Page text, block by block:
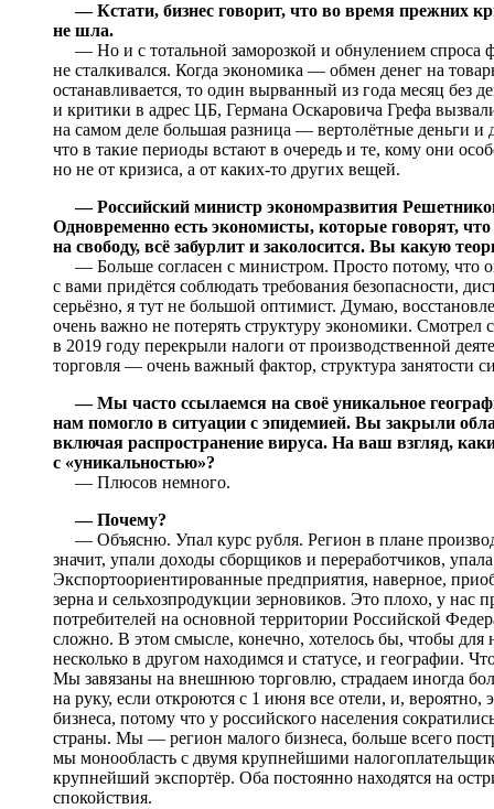
— Кстати, бизнес говорит, что во время прежних
не шла.
— Но и с тотальной заморозкой и обнулением спроса
не сталкивался. Когда экономика — обмен денег на
останавливается, то один вырванный из года месяц без
и критики в адрес ЦБ, Германа Оскаровича Грефа
на самом деле большая разница — вертолётные деньги
что в такие периоды встают в очередь и те, кому они
но не от кризиса, а от каких-то других вещей.
— Российский министр экономразвития
Одновременно есть экономисты, которые говорят,
на свободу, всё забурлит и заколосится. Вы какую
— Больше согласен с министром. Просто потому, что
с вами придётся соблюдать требования безопасности,
серьёзно, я тут не большой оптимист. Думаю,
очень важно не потерять структуру экономики. Смотрел
в 2019 году перекрыли налоги от производственной
торговля — очень важный фактор, структура занятости
— Мы часто ссылаемся на своё уникальное
нам помогло в ситуации с эпидемией. Вы закрыли
включая распространение вируса. На ваш взгляд,
с «уникальностью»?
— Плюсов немного.
— Почему?
— Объясню. Упал курс рубля. Регион в плане
значит, упали доходы сборщиков и переработчиков,
Экспортоориентированные предприятия, наверное,
зерна и сельхозпродукции зерновиков. Это плохо, у нас
потребителей на основной территории Российской
сложно. В этом смысле, конечно, хотелось бы, чтобы
несколько в другом находимся и статусе, и географии.
Мы завязаны на внешнюю торговлю, страдаем иногда
на руку, если откроются с 1 июня все отели, и, вероятно,
бизнеса, потому что у российского населения
страны. Мы — регион малого бизнеса, больше всего
мы монообласть с двумя крупнейшими
крупнейший экспортёр. Оба постоянно находятся на
спокойствия.